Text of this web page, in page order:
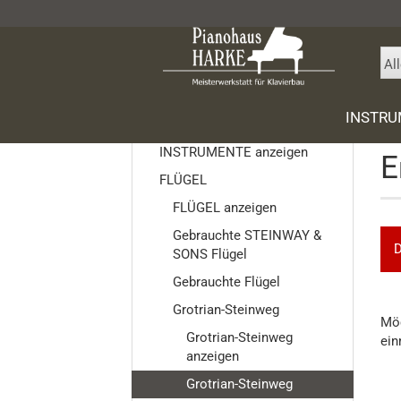
SONS
Wilh.
Yamaha
Ritmüller
SIE
INSTRUMENTE anzeigen
FLÜGEL
FLÜGEL anzeigen
Gebrauchte STEINWAY &
SONS Flügel
Gebrauchte Flügel
Grotrian-Steinweg
Grotrian-Steinweg
anzeigen
Grotrian-Steinweg